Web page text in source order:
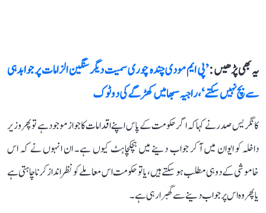
یہ بھی پڑھیں :’پی ایم مودی چندہ چوری سمیت دیگر سنگین الزامات پر جوابدہی
سے بچ نہیں سکتے‘، راجیہ سبھا میں کھڑگے کی دو ٹوک
کانگریس صدر نے کہا کہ اگر حکومت کے پاس اپنے اقدامات کا جواز موجود ہے تو پھر وزیر
داخلہ کو ایوان میں آ کر جواب دینے میں ہچکچاہٹ کیوں ہے۔ ان انہوں نے کہ اس
خاموشی کے دو ہی مطلب ہو سکتے ہیں، یا تو حکومت اس معاملے کو نظر انداز کرنا چاہتی ہے
یا پھر وہ اس پر جواب دینے سے گھبرا رہی ہے۔